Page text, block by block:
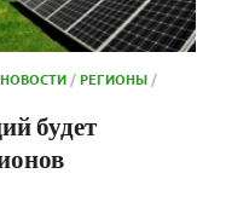
НОВОСТИ/РЕГИОНЫ/
будет